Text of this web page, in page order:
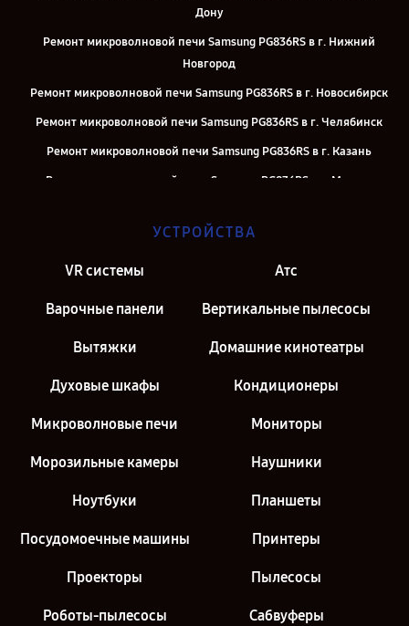
Дону
Ремонт микроволновой печи Samsung PG836RS в г. Нижний
Новгород
Ремонт микроволновой печи Samsung PG836RS в г. Новосибирск
Ремонт микроволновой печи Samsung PG836RS в г. Челябинск
Ремонт микроволновой печи Samsung PG836RS в г. Казань
Ремонт микроволновой печи Samsung PG836RS в г. Москва
Петербург
УСТРОЙСТВА
VR системы Атс
Варочные панели Вертикальные пылесосы
Вытяжки Домашние кинотеатры
Духовые шкафы Кондиционеры
Микроволновые печи Мониторы
Морозильные камеры Наушники
Ноутбуки Планшеты
Посудомоечные машины Принтеры
Проекторы Пылесосы
Роботы-пылесосы Сабвуферы